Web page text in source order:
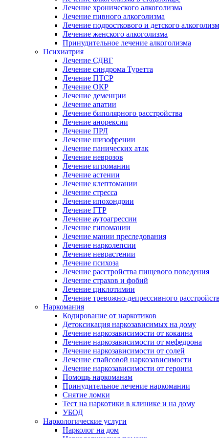
Лечение хронического алкоголизма
Лечение пивного алкоголизма
Лечение подросткового и детского
Лечение женского алкоголизма
Принудительное лечение алкоголизма
Психиатрия
Лечение СДВГ
Лечение синдрома Туретта
Лечение ПТСР
Лечение ОКР
Лечение деменции
Лечение апатии
Лечение биполярного расстройства
Лечение анорексии
Лечение ПРЛ
Лечение шизофрении
Лечение панических атак
Лечение неврозов
Лечение игромании
Лечение астении
Лечение клептомании
Лечение стресса
Лечение ипохондрии
Лечение ГТР
Лечение аутоагрессии
Лечение гипомании
Лечение мании преследования
Лечение нарколепсии
Лечение неврастении
Лечение психоза
Лечение расстройства пищевого поведения
Лечение страхов и фобий
Лечение циклотимии
Лечение тревожно-депрессивного
Наркомания
Кодирование от наркотиков
Детоксикация наркозависимых на дому
Лечение наркозависимости от кокаина
Лечение наркозависимости от мефедрона
Лечение наркозависимости от солей
Лечение спайсовой наркозависимости
Лечение наркозависимости от героина
Помощь наркоманам
Принудительное лечение наркомании
Снятие ломки
Тест на наркотики в клинике и на дому
УБОД
Наркологические услуги
Нарколог на дом